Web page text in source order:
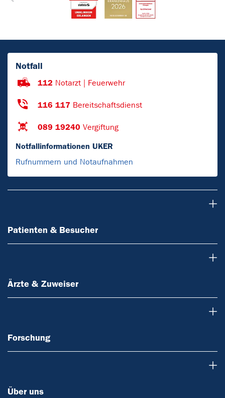
Notfall
112 Notarzt | Feuerwehr
116 117 Bereitschaftsdienst
089 19240 Vergiftung
Notfallinformationen UKER
Rufnummern und Notaufnahmen
Patienten & Besucher
Ärzte & Zuweiser
Forschung
Über uns